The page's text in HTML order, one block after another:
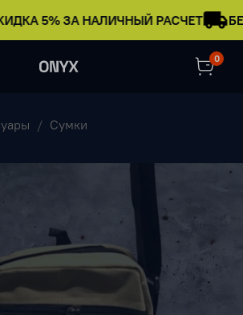
5% ЗА НАЛИЧНЫЙ РАСЧЕТ
0
Сумки